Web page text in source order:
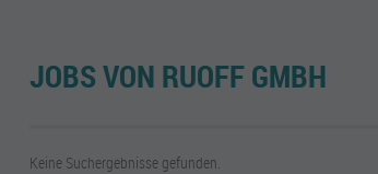
JOBS VON RUOFF GMBH
Keine Suchergebnisse gefunden.